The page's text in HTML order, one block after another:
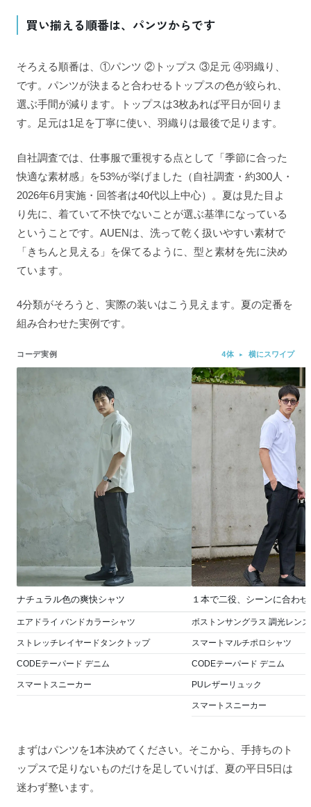
買い揃える順番は、パンツからです
そろえる順番は、①パンツ ②トップス ③足元 ④羽織り、
です。パンツが決まると合わせるトップスの色が絞られ、
選ぶ手間が減ります。トップスは3枚あれば平日が回りま
す。足元は1足を丁寧に使い、羽織りは最後で足ります。
自社調査では、仕事服で重視する点として「季節に合った
快適な素材感」を53%が挙げました（自社調査・約300人・
2026年6月実施・回答者は40代以上中心）。夏は見た目よ
り先に、着ていて不快でないことが選ぶ基準になっている
ということです。AUENは、洗って乾く扱いやすい素材で
「きちんと見える」を保てるように、型と素材を先に決め
ています。
4分類がそろうと、実際の装いはこう見えます。夏の定番を
組み合わせた実例です。
コーデ実例 4体 ▸ 横にスワイプ
ナチュラル色の爽快シャツ
エアドライ バンドカラーシャツ
ストレッチレイヤードタンクトップ
CODEテーパード デニム
スマートスニーカー
１本で二役、シーンに合わ
ボストンサングラス 調光レンズ
スマートマルチポロシャツ
CODEテーパード デニム
PUレザーリュック
スマートスニーカー
まずはパンツを1本決めてください。そこから、手持ちのト
ップスで足りないものだけを足していけば、夏の平日5日は
迷わず整います。